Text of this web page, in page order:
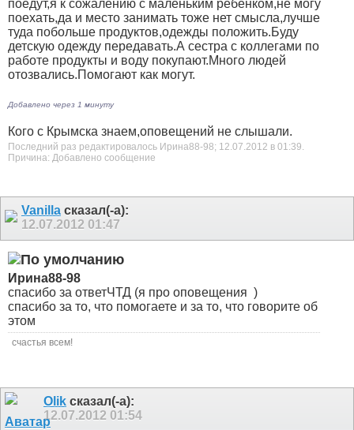
поедут,я к сожалению с маленьким ребенком,не могу
поехать,да и место занимать тоже нет смысла,лучше
туда побольше продуктов,одежды положить.Буду
детскую одежду передавать.А сестра с коллегами по
работе продукты и воду покупают.Много людей
отозвались.Помогают как могут.
Добавлено через 1 минуту
Кого с Крымска знаем,оповещений не слышали.
Последний раз редактировалось Ирина88-98; 12.07.2012 в 01:39.
Причина: Добавлено сообщение
Vanilla сказал(-а):
12.07.2012 01:47
Ирина88-98
спасибо за ответЧТД (я про оповещения )
спасибо за то, что помогаете и за то, что говорите об
этом
счастья всем!
Olik сказал(-а):
12.07.2012 01:54